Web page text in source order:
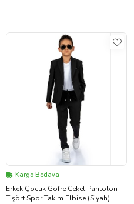
Kargo Bedava
Erkek Çocuk Gofre Ceket Pantolon
Tişört Spor Takım Elbise (Siyah)